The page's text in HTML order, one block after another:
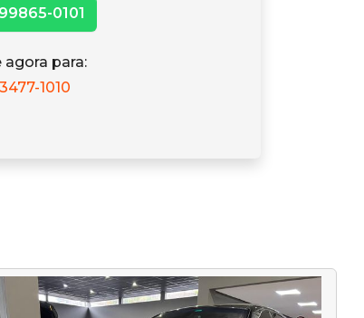
0101
agora para:
1010